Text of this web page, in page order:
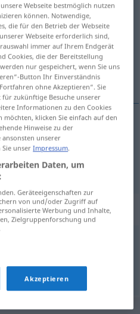
anklicken/antippen)
Fan
"Fan"
Webseite bestmöglich nutzen
können. Notwendige,
die für den Betrieb der Webseite
Webseite erforderlich sind,
immer auf Ihrem Endgerät
Cookies, die der Bereitstellung
nur gespeichert, wenn Sie uns
Button Ihr Einverständnis
ohne Akzeptieren“. Sie
zukünftige Besuche unserer
Informationen zu den Cookies
klicken Sie einfach auf den
Hinweise zu der
unserer
Sie unserImpressum.
Daten, um
Geräteeigenschaften zur
von und/oder Zugriff auf
Werbung und Inhalte,
Zielgruppenforschung und
Akzeptieren